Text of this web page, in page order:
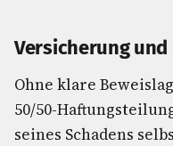
Versicherung
Ohne klare
50/50-
seines Schadens